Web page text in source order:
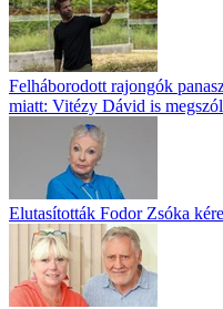
Felháborodott rajongók
miatt: Vitézy Dávid is
Elutasították Fodor Zsóka